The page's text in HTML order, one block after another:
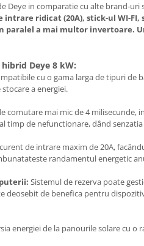
Deye in comparatie cu alte brand-uri
ridicat (20A), stick-ul WI-
a mai multor invertoare.
Deye 8 kW:
cu o gama larga de tipuri de
a energiei.
comutare mai mic de 4 milisecunde,
timp de nefunctionare, dând
de intrare maxim de 20A,
randamentul energetic
Sistemul de rezerva poate
deosebit de benefica pentru
energiei de la panourile solare cu